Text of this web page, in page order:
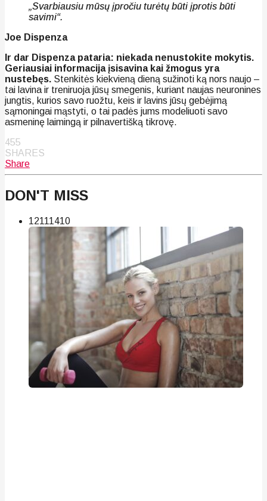
„Svarbiausiu mūsų įpročiu turėtų būti įprotis būti
savimi“.
Joe Dispenza
Ir dar Dispenza pataria: niekada nenustokite mokytis.
Geriausiai informacija įsisavina kai žmogus yra
nustebęs. Stenkitės kiekvieną dieną sužinoti ką nors naujo –
tai lavina ir treniruoja jūsų smegenis, kuriant naujas neuronines
jungtis, kurios savo ruožtu, keis ir lavins jūsų gebėjimą
sąmoningai mąstyti, o tai padės jums modeliuoti savo
asmeninę laimingą ir pilnavertišką tikrovę.
455
SHARES
Share
DON'T MISS
121 11410